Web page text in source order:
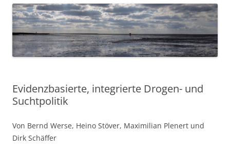
Evidenzbasierte, integrierte Drogen- und
Suchtpolitik
Von Bernd Werse, Heino Stöver, Maximilian Plenert und
Dirk Schäffer